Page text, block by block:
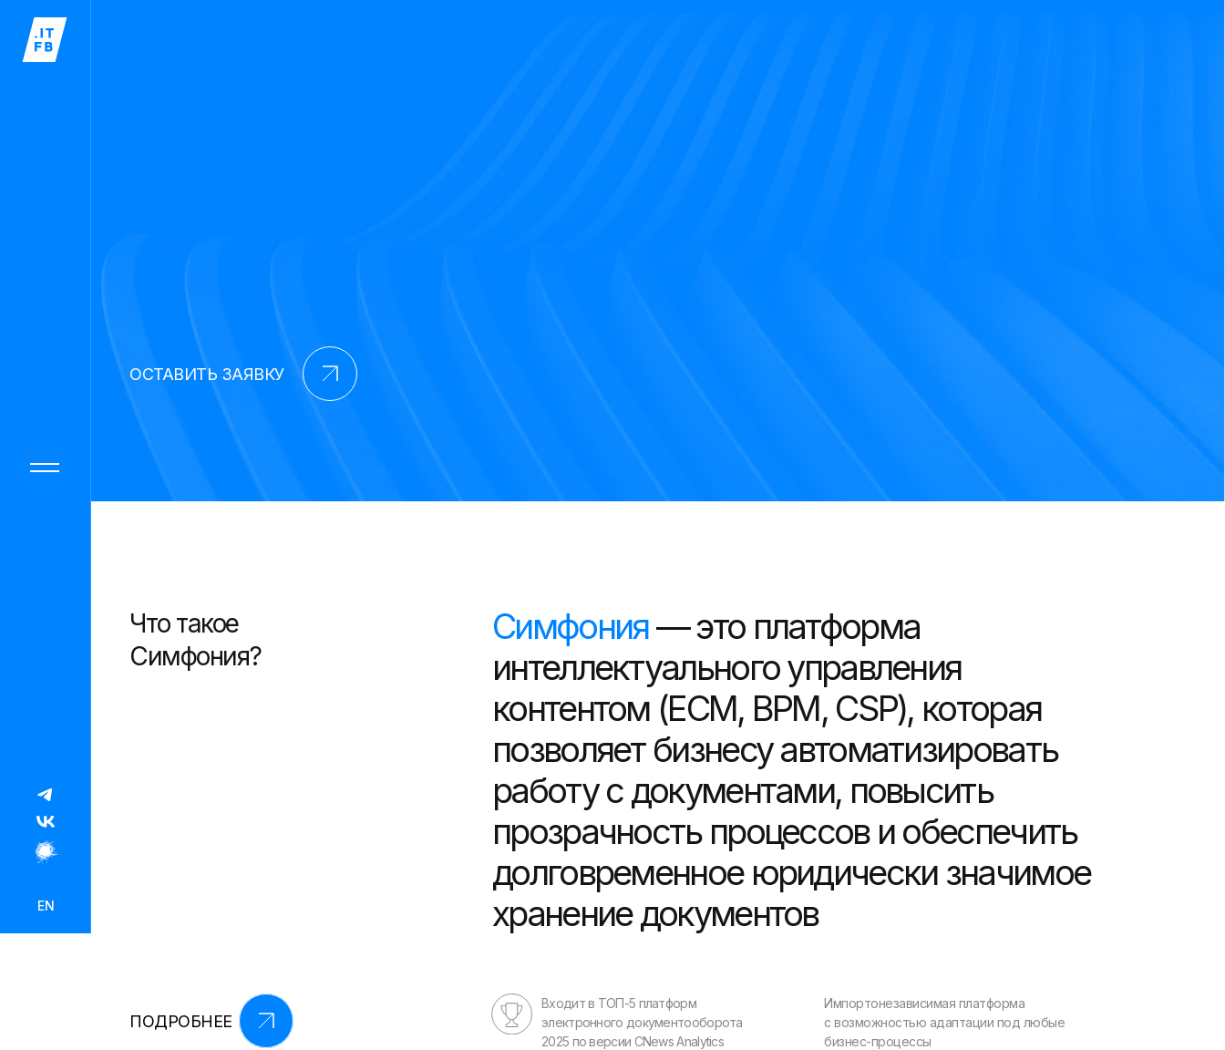
EN
ОСТАВИТЬ ЗАЯВКУ
Импортонезависимая платформа
с возможностью адаптации под любые
бизнес-процессы
Симфония— это платформа
интеллектуального управления
контентом (ECM, BPM, CSP), которая
позволяет бизнесу автоматизировать
работу с документами, повысить
прозрачность процессов и обеспечить
долговременное юридически значимое
хранение документов
Входит в ТОП-5 платформ
электронного документооборота
2025 по версии CNews Analytics
Что такое
Симфония?
ПОДРОБНЕЕ